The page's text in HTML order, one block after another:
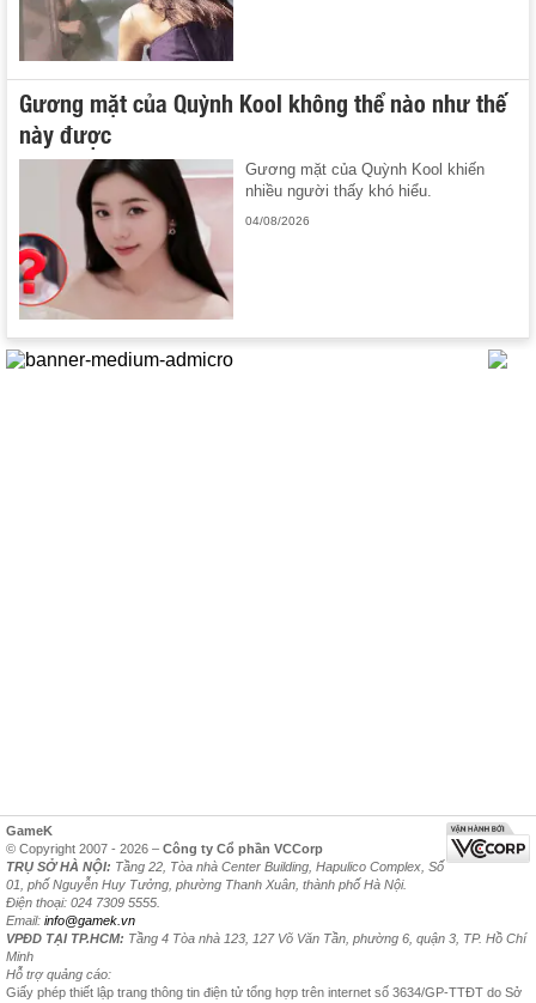
Gương mặt của Quỳnh Kool không thể nào như thế
này được
Gương mặt của Quỳnh Kool khiến
nhiều người thấy khó hiểu.
04/08/2026
GameK
© Copyright 2007 - 2026 – Công ty Cổ phần VCCorp
TRỤ SỞ HÀ NỘI: Tầng 22, Tòa nhà Center Building, Hapulico Complex, Số
01, phố Nguyễn Huy Tưởng, phường Thanh Xuân, thành phố Hà Nội.
Điện thoại: 024 7309 5555.
Email: info@gamek.vn
VPĐD TẠI TP.HCM: Tầng 4 Tòa nhà 123, 127 Võ Văn Tần, phường 6, quận 3, TP. Hồ Chí
Minh
Hỗ trợ quảng cáo:
Giấy phép thiết lập trang thông tin điện tử tổng hợp trên internet số 3634/GP-TTĐT do Sở